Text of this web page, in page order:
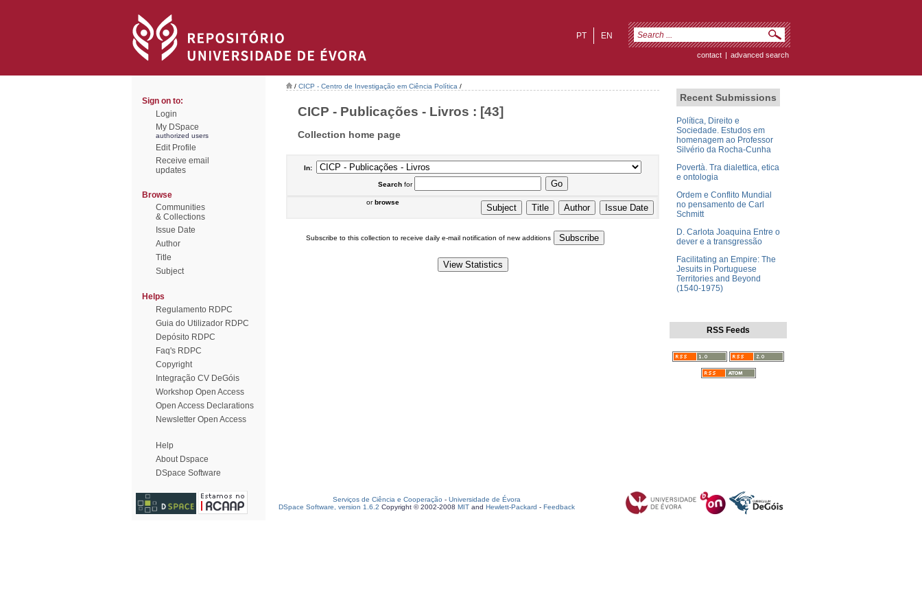
EN
PT
contact | advanced search
Sign on to:
Login
My DSpace
authorized users
Edit Profile
Receive email
updates
Browse
Communities
& Collections
Issue Date
Author
Title
Subject
Helps
Regulamento RDPC
Guia do Utilizador RDPC
Depósito RDPC
Faq's RDPC
Copyright
Integração CV DeGóis
Workshop Open Access
Open Access Declarations
Newsletter Open Access
Help
About Dspace
DSpace Software
/ CICP - Centro de Investigação em Ciência Política /
CICP - Publicações - Livros : [43]
Collection home page
In:
Searchfor
orbrowse
Subscribe to this collection to receive daily e-mail notification of new additions
Recent Submissions
Política, Direito e
Sociedade. Estudos em
homenagem ao Professor
Silvério da Rocha-Cunha
Povertà. Tra dialettica, etica
e ontologia
Ordem e Conflito Mundial
no pensamento de Carl
Schmitt
D. Carlota Joaquina Entre o
dever e a transgressão
Facilitating an Empire: The
Jesuits in Portuguese
Territories and Beyond
(1540-1975)
RSS Feeds
Serviços de Ciência e Cooperação - Universidade de Évora
DSpace Software, version 1.6.2 Copyright © 2002-2008 MIT and Hewlett-Packard - Feedback